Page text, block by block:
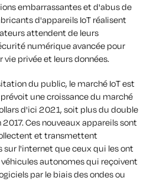
embarrassantes et d'abus de
d'appareils IoT réalisent
attendent de leurs
numérique avancée pour
vie privée et leurs données.
du public, le marché IoT est
une croissance du marché
d'ici 2021, soit plus du double
Ces nouveaux appareils sont
et transmettent
sur l'internet que ceux qui les ont
autonomes qui reçoivent
par le biais des ondes ou